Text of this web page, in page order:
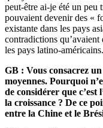
peut-être ai-je été un peu
pouvaient devenir des «
existante dans les pays
contradictions qu’avaient
les pays latino-américains.
GB : Vous consacrez
moyennes. Pourquoi
de considérer que c’est
la croissance ? De ce
entre la Chine et le